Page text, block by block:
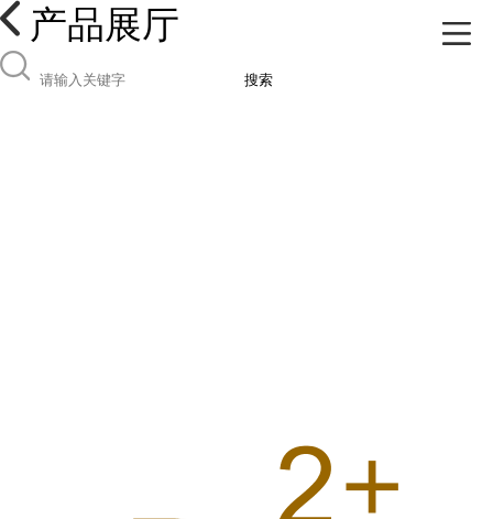
产品展厅
搜索